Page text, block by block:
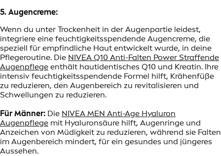
5. Augencreme:
Wenn du unter Trockenheit in der Augenpartie leidest,
integriere eine feuchtigkeitsspendende Augencreme, die
speziell für empfindliche Haut entwickelt wurde, in deine
Pflegeroutine. Die NIVEA Q10 Anti-Falten Power Straffende
Augenpflege enthält hautidentisches Q10 und Kreatin. Ihre
intensiv feuchtigkeitsspendende Formel hilft, Krähenfüße
zu reduzieren, den Augenbereich zu revitalisieren und
Schwellungen zu reduzieren.
Für Männer: Die NIVEA MEN Anti-Age Hyaluron
Augenpflege mit Hyaluronsäure hilft, Augenringe und
Anzeichen von Müdigkeit zu reduzieren, während sie Falten
im Augenbereich mindert, für ein gesundes und jüngeres
Aussehen.